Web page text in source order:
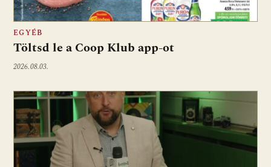
EGYÉB
Töltsd le a Coop Klub app-ot
2026.08.03.